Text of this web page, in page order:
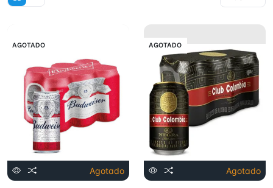
AGOTADO
Agotado
AGOTADO
Agotado